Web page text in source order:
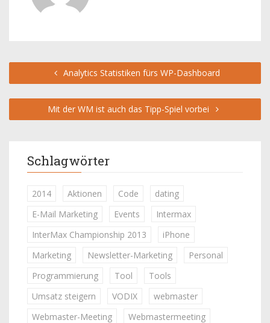
Analytics Statistiken fürs WP-Dashboard
Mit der WM ist auch das Tipp-Spiel vorbei
Schlagwörter
2014 Aktionen Code
dating
E-Mail Marketing
Events
Intermax
InterMax Championship 2013
iPhone
Marketing
Newsletter-Marketing
Personal
Programmierung
Tool
Tools
Umsatz steigern
VODIX
webmaster
Webmaster-Meeting
Webmastermeeting